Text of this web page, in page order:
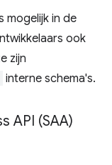
mogelijk in de
ook
zijn
interne schema's.
API (SAA)